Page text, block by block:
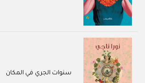
سنوات الجري في المكان